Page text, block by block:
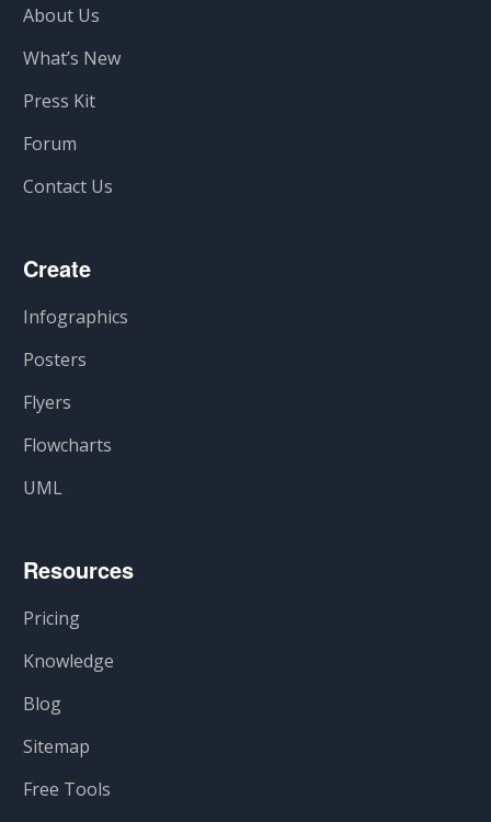
About Us
What’s New
Press Kit
Forum
Contact Us
Create
Infographics
Posters
Flyers
Flowcharts
UML
Resources
Pricing
Knowledge
Blog
Sitemap
Free Tools